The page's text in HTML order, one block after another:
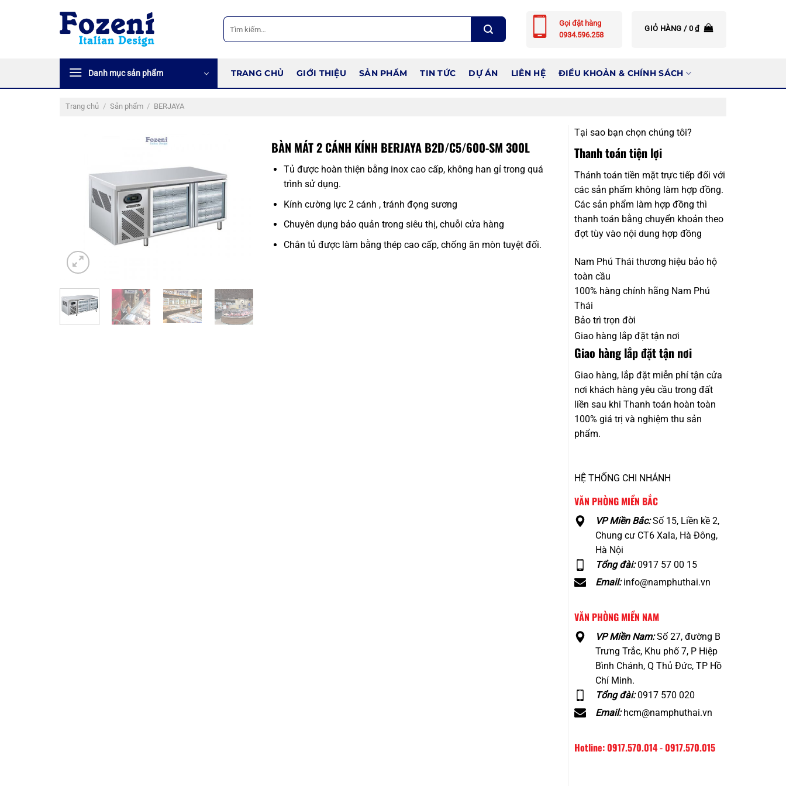
Tìm
kiếm:
Gọi đặt hàng
0934.596.258
GIỎ HÀNG / 0₫
Danh mục sản phẩm TRANG CHỦ GIỚI THIỆU SẢN PHẨM TIN TỨC DỰ ÁN LIÊN HỆ ĐIỀU KHOẢN & CHÍNH SÁCH
Trang chủ / Sản phẩm / BERJAYA
Tại sao bạn chọn chúng tôi?
Thanh toán tiện lợi
Thánh toán tiền mặt trực tiếp đối với
các sản phẩm không làm hợp đồng.
Các sản phẩm làm hợp đồng thì
thanh toán bằng chuyển khoản theo
đợt tùy vào nội dung hợp đồng
Nam Phú Thái thương hiệu bảo hộ
toàn cầu
100% hàng chính hãng Nam Phú
Thái
Bảo trì trọn đời
Giao hàng lắp đặt tận nơi
Giao hàng lắp đặt tận nơi
Giao hàng, lắp đặt miễn phí tận cửa
nơi khách hàng yêu cầu trong đất
liền sau khi Thanh toán hoàn toàn
100% giá trị và nghiệm thu sản
phẩm.
HỆ THỐNG CHI NHÁNH
VĂN PHÒNG MIỀN BẮC
VP Miền Bắc:Số 15, Liền kề 2,
Chung cư CT6 Xala, Hà Đông,
Hà Nội
Tổng đài:0917 57 00 15
Email:info@namphuthai.vn
VĂN PHÒNG MIỀN NAM
VP Miền Nam:Số 27, đường B
Trưng Trắc, Khu phố 7, P Hiệp
Bình Chánh, Q Thủ Đức, TP Hồ
Chí Minh.
Tổng đài:0917 570 020
Email:hcm@namphuthai.vn
Hotline: 0917.570.014 - 0917.570.015
BÀN MÁT 2 CÁNH KÍNH BERJAYA B2D/C5/600-SM 300L
Tủ được hoàn thiện bằng inox cao cấp, không han gỉ trong quá
trình sử dụng.
Kính cường lực 2 cánh , tránh đọng sương
Chuyên dụng bảo quản trong siêu thị, chuỗi cửa hàng
Chân tủ được làm bằng thép cao cấp, chống ăn mòn tuyệt đối.